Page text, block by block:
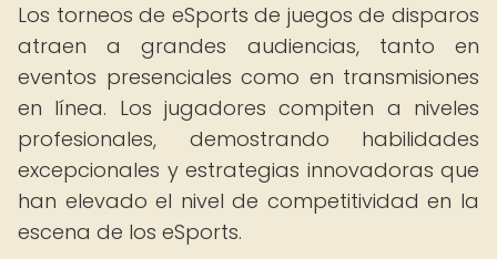
Los torneos de eSports de juegos de disparos
atraen a grandes audiencias, tanto en
eventos presenciales como en transmisiones
en línea. Los jugadores compiten a niveles
profesionales, demostrando habilidades
excepcionales y estrategias innovadoras que
han elevado el nivel de competitividad en la
escena de los eSports.